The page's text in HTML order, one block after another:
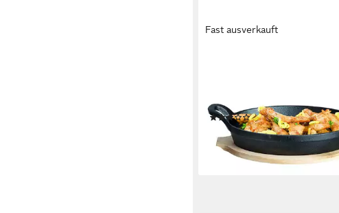
Fast ausverkauft
x15,5 cm, Gusseisen
(1)
8,49 €
lieferbar - in 2-3 Werktagen bei dir